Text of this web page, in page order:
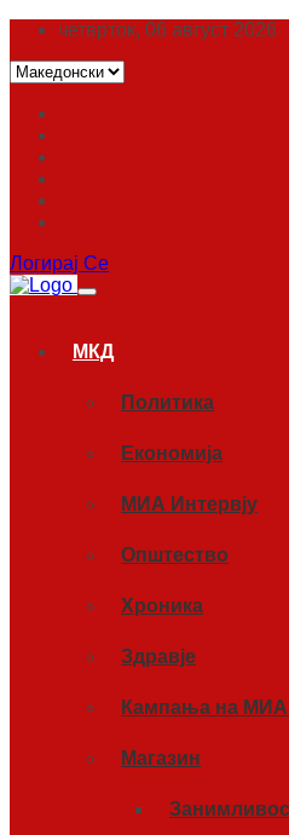
четврток, 06 август 2026
Логирај Се
МКД
Политика
Економија
МИА Интервју
Општество
Хроника
Здравје
Кампања на
Магазин